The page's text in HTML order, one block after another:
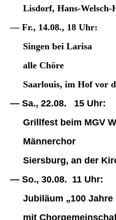
Lisdorf, Hans-Welsch-
— Fr., 14.08., 18 Uhr:
Singen bei Larisa
alle Chöre
Saarlouis, im Hof vor
— Sa., 22.08. 15 Uhr:
Grillfest beim MGV
Männerchor
Siersburg, an der
— So., 30.08. 11 Uhr:
Jubiläum „100 Jahre
mit